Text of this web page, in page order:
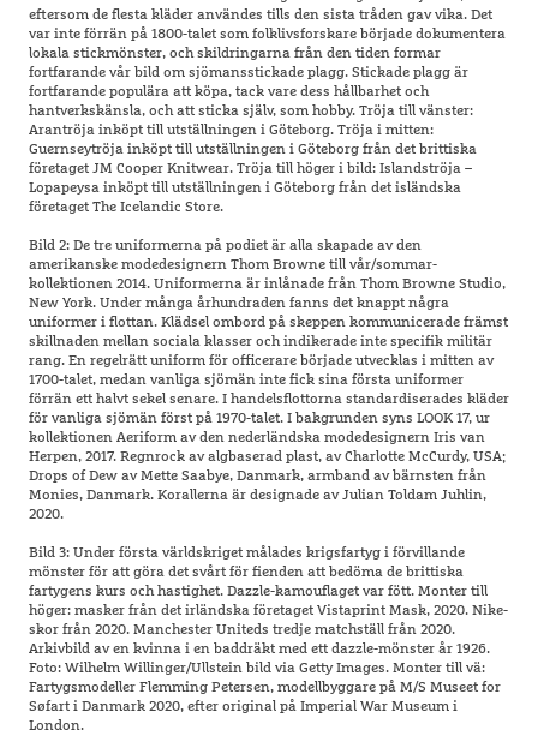
eftersom de flesta kläder användes tills den sista tråden gav vika. Det
var inte förrän på 1800-talet som folklivsforskare började dokumentera
lokala stickmönster, och skildringarna från den tiden formar
fortfarande vår bild om sjömansstickade plagg. Stickade plagg är
fortfarande populära att köpa, tack vare dess hållbarhet och
hantverkskänsla, och att sticka själv, som hobby. Tröja till vänster:
Arantröja inköpt till utställningen i Göteborg. Tröja i mitten:
Guernseytröja inköpt till utställningen i Göteborg från det brittiska
företaget JM Cooper Knitwear. Tröja till höger i bild: Islandströja –
Lopapeysa inköpt till utställningen i Göteborg från det isländska
företaget The Icelandic Store.
Bild 2: De tre uniformerna på podiet är alla skapade av den
amerikanske modedesignern Thom Browne till vår/sommar-
kollektionen 2014. Uniformerna är inlånade från Thom Browne Studio,
New York. Under många århundraden fanns det knappt några
uniformer i flottan. Klädsel ombord på skeppen kommunicerade främst
skillnaden mellan sociala klasser och indikerade inte specifik militär
rang. En regelrätt uniform för officerare började utvecklas i mitten av
1700-talet, medan vanliga sjömän inte fick sina första uniformer
förrän ett halvt sekel senare. I handelsflottorna standardiserades kläder
för vanliga sjömän först på 1970-talet. I bakgrunden syns LOOK 17, ur
kollektionen Aeriform av den nederländska modedesignern Iris van
Herpen, 2017. Regnrock av algbaserad plast, av Charlotte McCurdy, USA;
Drops of Dew av Mette Saabye, Danmark, armband av bärnsten från
Monies, Danmark. Korallerna är designade av Julian Toldam Juhlin,
2020.
Bild 3: Under första världskriget målades krigsfartyg i förvillande
mönster för att göra det svårt för fienden att bedöma de brittiska
fartygens kurs och hastighet. Dazzle-kamouflaget var fött. Monter till
höger: masker från det irländska företaget Vistaprint Mask, 2020. Nike-
skor från 2020. Manchester Uniteds tredje matchställ från 2020.
Arkivbild av en kvinna i en baddräkt med ett dazzle-mönster år 1926.
Foto: Wilhelm Willinger/Ullstein bild via Getty Images. Monter till vä:
Fartygsmodeller Flemming Petersen, modellbyggare på M/S Museet for
Søfart i Danmark 2020, efter original på Imperial War Museum i
London.